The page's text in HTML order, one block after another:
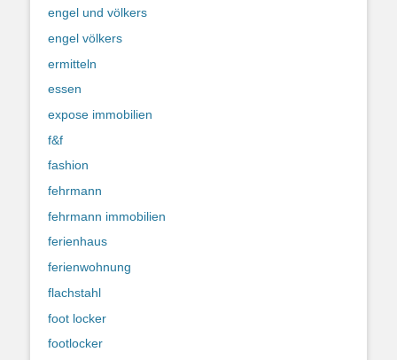
engel und völkers
engel völkers
ermitteln
essen
expose immobilien
f&f
fashion
fehrmann
fehrmann immobilien
ferienhaus
ferienwohnung
flachstahl
foot locker
footlocker